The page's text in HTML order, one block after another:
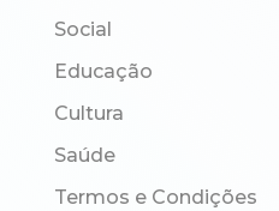
Social
Educação
Cultura
Saúde
Termos e Condições